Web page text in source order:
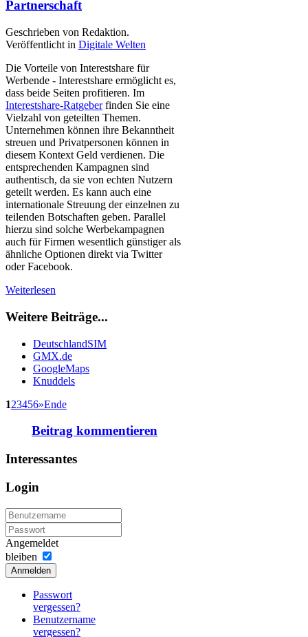
Partnerschaft
Geschrieben von Redaktion.
Veröffentlicht in Digitale Welten
Die Vorteile von Interestshare für
Werbende - Interestshare ermöglicht es,
dass beide Seiten profitieren. Im
Interestshare-Ratgeberfinden Sie eine
Vielzahl von geteilten Themen.
Unternehmen können ihre Bekanntheit
streuen und Privatpersonen können in
diesem Kontext Geld verdienen. Die
entsprechenden Kampagnen sind
authentisch, da sie von echten Nutzern
geteilt werden. Es kann auch eine
internationale Streuung der einzelnen zu
teilenden Botschaften geben. Parallel
hierzu sind solche Werbekampagnen
auch für Firmen wesentlich günstiger als
ähnliche Optionen direkt via Twitter
oder Facebook.
Weiterlesen
Weitere Beiträge...
DeutschlandSIM
GMX.de
GoogleMaps
Knuddels
123456»Ende
Beitrag kommentieren
Interessantes
Login
Angemeldet
bleiben
Anmelden
Passwort
vergessen?
Benutzername
vergessen?